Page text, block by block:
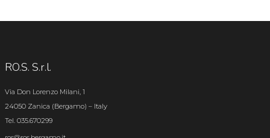
RO.S. S.r.l.
Via Don Lorenzo Milani, 1
24050 Zanica (Bergamo) – Italy
Tel. 035.670299